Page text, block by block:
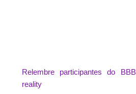
Relembre participantes do
reality